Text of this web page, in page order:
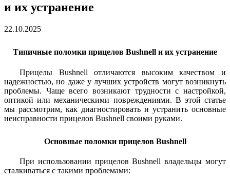
и их устранение
22.10.2025
Типичные поломки прицелов Bushnell и их устранение
Прицелы Bushnell отличаются высоким качеством и
надежностью, но даже у лучших устройств могут возникнуть
проблемы. Чаще всего возникают трудности с настройкой,
оптикой или механическими повреждениями. В этой статье
мы рассмотрим, как диагностировать и устранить основные
неисправности прицелов Bushnell своими руками.
Основные поломки прицелов Bushnell
При использовании прицелов Bushnell владельцы могут
сталкиваться с такими проблемами: